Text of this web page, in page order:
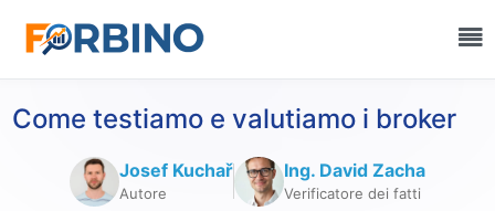
Come testiamo e valutiamo i broker
Josef Kuchař
Autore
Ing. David Zacha
Verificatore dei fatti